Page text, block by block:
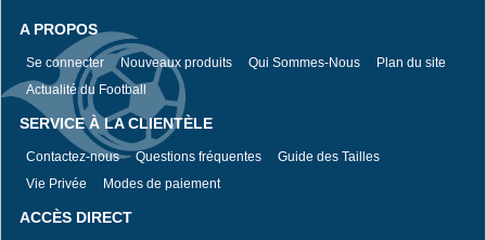
A PROPOS
Se connecter Nouveaux produits Qui Sommes-Nous
Plan du site
Actualité du Football
SERVICE À LA CLIENTÈLE
Contactez-nous Questions fréquentes
Guide des Tailles
Vie Privée
Modes de paiement
ACCÈS DIRECT